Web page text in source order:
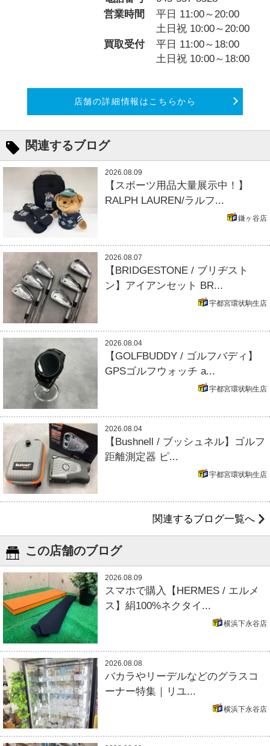
営業時間
平日 11:00～20:00
土日祝 10:00～20:00
買取受付
平日 11:00～18:00
土日祝 10:00～18:00
店舗の詳細情報はこちらから
関連するブログ
2026.08.09
【スポーツ用品大量展示中！】
RALPH LAUREN/ラルフ...
鎌ヶ谷店
2026.08.07
【BRIDGESTONE / ブリヂスト
ン】アイアンセット BR...
宇都宮環状駒生店
2026.08.04
【GOLFBUDDY / ゴルフバディ】
GPSゴルフウォッチ a...
宇都宮環状駒生店
2026.08.04
【Bushnell / ブッシュネル】ゴルフ
距離測定器 ピ...
宇都宮環状駒生店
関連するブログ一覧へ
この店舗のブログ
2026.08.09
スマホで購入【HERMES / エルメ
ス】絹100%ネクタイ...
横浜下永谷店
2026.08.08
バカラやリーデルなどのグラスコ
ーナー特集｜リユ...
横浜下永谷店